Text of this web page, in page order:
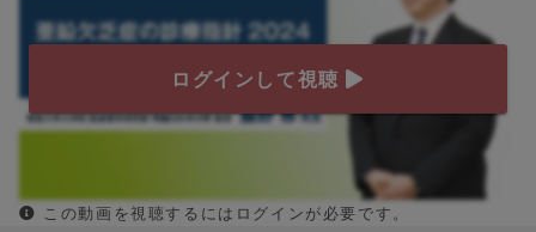
ログインして視聴
この動画を視聴するにはログインが必要です。